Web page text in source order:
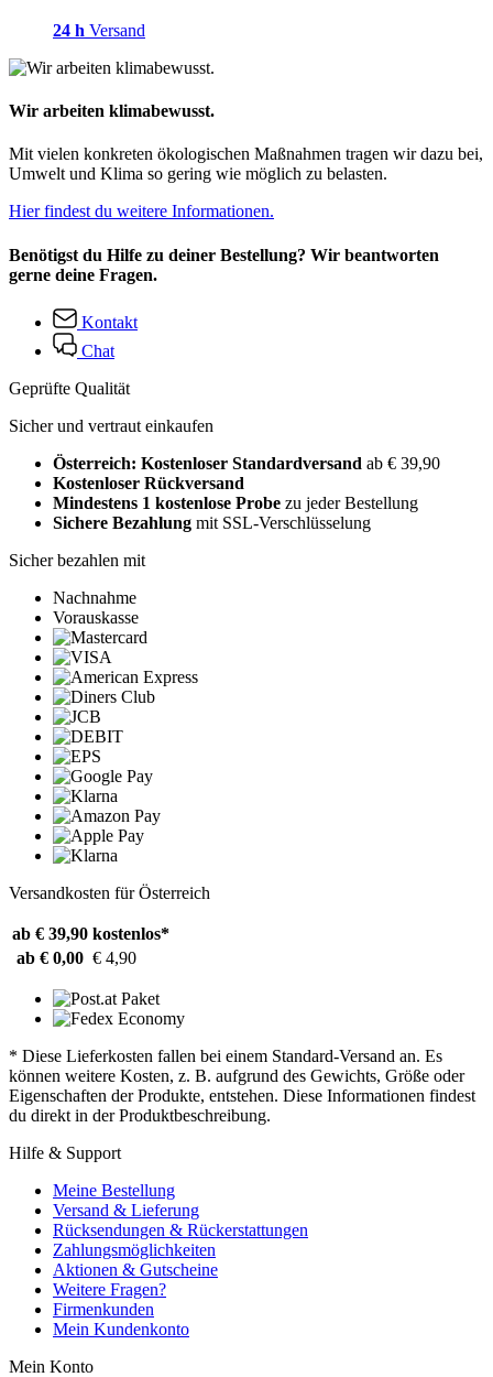
24 h Versand
Wir arbeiten klimabewusst.
Mit vielen konkreten ökologischen Maßnahmen tragen wir dazu bei,
Umwelt und Klima so gering wie möglich zu belasten.
Hier findest du weitere Informationen.
Benötigst du Hilfe zu deiner Bestellung? Wir beantworten
gerne deine Fragen.
Kontakt
Chat
Geprüfte Qualität
Sicher und vertraut einkaufen
Österreich: Kostenloser Standardversand ab € 39,90
Kostenloser Rückversand
Mindestens 1 kostenlose Probe zu jeder Bestellung
Sichere Bezahlung mit SSL-Verschlüsselung
Sicher bezahlen mit
Nachnahme
Vorauskasse
Versandkosten für Österreich
ab € 39,90 kostenlos*
ab € 0,00 € 4,90
* Diese Lieferkosten fallen bei einem Standard-Versand an. Es
können weitere Kosten, z. B. aufgrund des Gewichts, Größe oder
Eigenschaften der Produkte, entstehen. Diese Informationen findest
du direkt in der Produktbeschreibung.
Hilfe & Support
Meine Bestellung
Versand & Lieferung
Rücksendungen & Rückerstattungen
Zahlungsmöglichkeiten
Aktionen & Gutscheine
Weitere Fragen?
Firmenkunden
Mein Kundenkonto
Mein Konto